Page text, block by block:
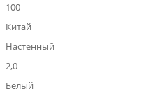
100
Китай
Настенный
2,0
Белый